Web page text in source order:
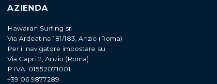
AZIENDA
Hawaiian Surfing srl
Via Ardeatina 181/183, Anzio (Roma)
Per il navigatore impostare su
Via Capri 2, Anzio (Roma)
P.IVA: 01552071001
+39 06 9877289